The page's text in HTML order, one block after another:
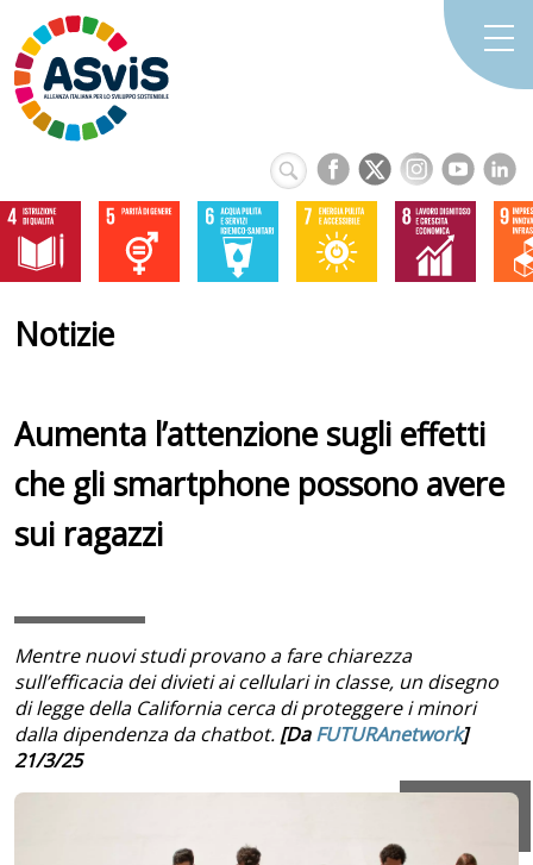
Notizie
Aumenta l’attenzione sugli effetti
che gli smartphone possono avere
sui ragazzi
Mentre nuovi studi provano a fare chiarezza
sull’efficacia dei divieti ai cellulari in classe, un disegno
di legge della California cerca di proteggere i minori
dalla dipendenza da chatbot. [DaFUTURAnetwork]
21/3/25